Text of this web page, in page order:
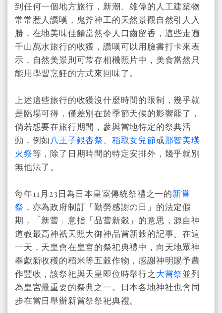
到任何一個地方旅行，新潮、雄偉的人工建築物
常常惹人讚嘆，鬼斧神工的天然景觀自然引人入
勝，在地美味佳餚當然令人口齒留香，這些走遍
千山萬水旅行的收獲，讚嘆可以用臉書打卡來表
示，自然美景則可常存相機照片中，美食當然只
能用學習烹飪的方式來回味了。
上述這些旅行的收獲沒什麼時間的限制，幾乎就
是臨場可得，僅差別在於季節天候的影響罷了，
倘若想要在旅行期間，參與當地特定的祭典活
動，例如 八王子銀杏祭、 稻取女兒節或那智美瑛
火祭等，除了日期時間的特定安排外，幾乎就別
無他法了。
每年11月23日為日本皇室傳統祭禮之一的新嘗
祭 ，亦為政府制訂「勤勞感謝の日」的法定假
期，「新嘗」意指「品嘗新穀」的意思，源自神
道教最高神祇天照大御神品嘗新穀的記事。在這
一天，天皇會在皇宮的祭祀典禮中，向天地眾神
奉獻新收穫的稻米等五穀作物，感謝神明賜予農
作豐收，該祭祀與天皇即位時舉行之大嘗祭並列
為皇宮最重要的祭典之一。日本各地神社也會同
步在當日舉辦新嘗祭祭祀典禮。